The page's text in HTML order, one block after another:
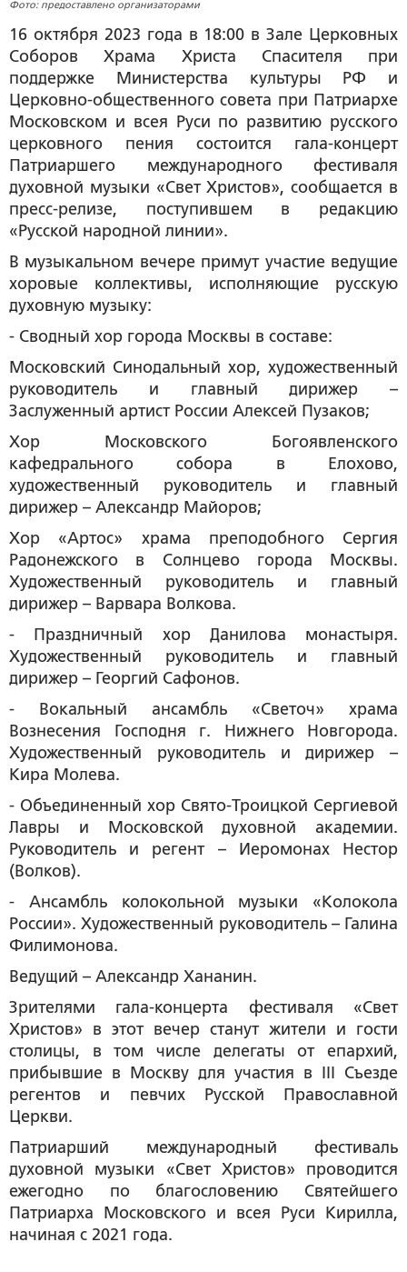
Фото: предоставлено организаторами
16 октября 2023 года в 18:00 в Зале Церковных
Соборов Храма Христа Спасителя при
поддержке Министерства культуры РФ и
Церковно-общественного совета при Патриархе
Московском и всея Руси по развитию русского
церковного пения состоится гала-концерт
Патриаршего международного фестиваля
духовной музыки «Свет Христов», сообщается в
пресс-релизе, поступившем в редакцию
«Русской народной линии».
В музыкальном вечере примут участие ведущие
хоровые коллективы, исполняющие русскую
духовную музыку:
- Сводный хор города Москвы в составе:
Московский Синодальный хор, художественный
руководитель и главный дирижер –
Заслуженный артист России Алексей Пузаков;
Хор Московского Богоявленского
кафедрального собора в Елохово,
художественный руководитель и главный
дирижер – Александр Майоров;
Хор «Артос» храма преподобного Сергия
Радонежского в Солнцево города Москвы.
Художественный руководитель и главный
дирижер – Варвара Волкова.
- Праздничный хор Данилова монастыря.
Художественный руководитель и главный
дирижер – Георгий Сафонов.
- Вокальный ансамбль «Светоч» храма
Вознесения Господня г. Нижнего Новгорода.
Художественный руководитель и дирижер –
Кира Молева.
- Объединенный хор Свято-Троицкой Сергиевой
Лавры и Московской духовной академии.
Руководитель и регент – Иеромонах Нестор
(Волков).
- Ансамбль колокольной музыки «Колокола
России». Художественный руководитель – Галина
Филимонова.
Ведущий – Александр Хананин.
Зрителями гала-концерта фестиваля «Свет
Христов» в этот вечер станут жители и гости
столицы, в том числе делегаты от епархий,
прибывшие в Москву для участия в III Съезде
регентов и певчих Русской Православной
Церкви.
Патриарший международный фестиваль
духовной музыки «Свет Христов» проводится
ежегодно по благословению Святейшего
Патриарха Московского и всея Руси Кирилла,
начиная с 2021 года.